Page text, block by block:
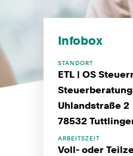
Infobox
STANDORT
ETL | OS
Uhlandstraße 2
78532
ARBEITSZEIT
Voll- oder